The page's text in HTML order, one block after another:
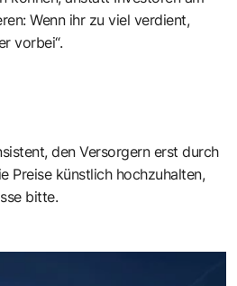
Wenn ihr zu viel verdient,
vorbei“.
den Versorgern erst durch
Preise künstlich hochzuhalten,
bitte.